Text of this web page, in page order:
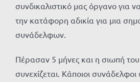
συνδικαλιστικό μας όργανο για
την κατάφορη αδικία για μια
συνάδελφων.
Πέρασαν 5 μήνες και η σιωπή
συνεχίζεται. Κάποιοι